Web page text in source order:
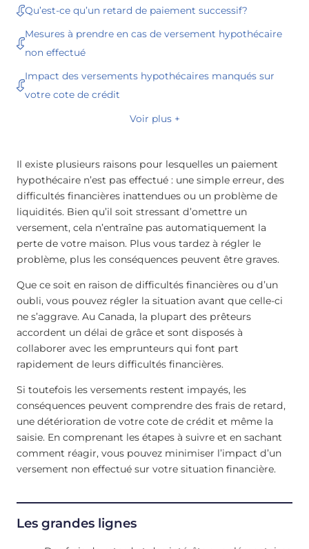
Qu’est-ce qu’un retard de paiement successif?
Mesures à prendre en cas de versement hypothécaire
non effectué
Impact des versements hypothécaires manqués sur
votre cote de crédit
Voir plus +
Il existe plusieurs raisons pour lesquelles un paiement
hypothécaire n’est pas effectué : une simple erreur, des
difficultés financières inattendues ou un problème de
liquidités. Bien qu’il soit stressant d’omettre un
versement, cela n’entraîne pas automatiquement la
perte de votre maison. Plus vous tardez à régler le
problème, plus les conséquences peuvent être graves.
Que ce soit en raison de difficultés financières ou d’un
oubli, vous pouvez régler la situation avant que celle-ci
ne s’aggrave. Au Canada, la plupart des prêteurs
accordent un délai de grâce et sont disposés à
collaborer avec les emprunteurs qui font part
rapidement de leurs difficultés financières.
Si toutefois les versements restent impayés, les
conséquences peuvent comprendre des frais de retard,
une détérioration de votre cote de crédit et même la
saisie. En comprenant les étapes à suivre et en sachant
comment réagir, vous pouvez minimiser l’impact d’un
versement non effectué sur votre situation financière.
Les grandes lignes